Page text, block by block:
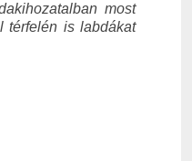
most
térfelén is labdákat